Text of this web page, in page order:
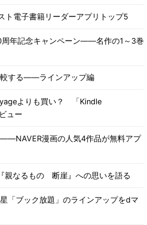
ト電子書籍リーダーアプリトップ5
周年記念キャンペーン――名作の1～3巻
較する――ラインアップ編
よりも買い？ 「Kindle
ュー
漫画の人気4作品が無料アプ
親なるもの 断崖』への思いを語る
「ブック放題」のラインアップをdマ